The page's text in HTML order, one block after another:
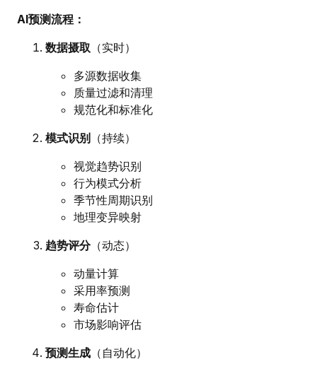
AI预测流程：
数据摄取 （实时）
多源数据收集
质量过滤和清理
规范化和标准化
模式识别
（持续）
视觉趋势识别
行为模式分析
季节性周期识别
地理变异映射
趋势评分（动态）
动量计算
采用率预测
寿命估计
市场影响评估
预测生成 （自动化）